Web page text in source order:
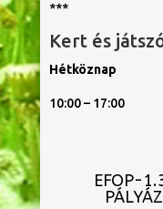
***
Kert és
Hétköznap
10:00 – 17:00
EFOP-